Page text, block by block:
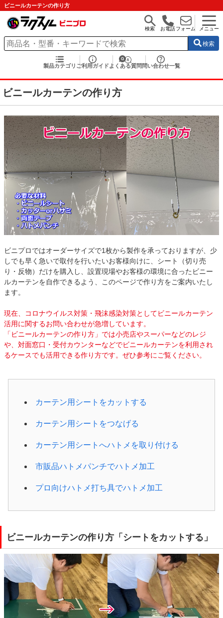
ビニールカーテンの作り方
検索 お電話フォーム メニュー
検索
製品カテゴリ ご利用ガイド よくある質問 問い合わせ一覧
ビニールカーテンの作り方
ビニプロではオーダーサイズで1枚から製作を承っておりますが、少
しでも早く急いで取付を行いたいお客様向けに、シート（切り売
り・反物）だけを購入し、設置現場やお客様の環境に合ったビニー
ルカーテンを自作できるよう、このページで作り方をご案内いたし
ます。
現在、コロナウイルス対策・飛沫感染対策としてビニールカーテン
活用に関するお問い合わせが急増しています。
「ビニールカーテンの作り方」では小売店やスーパーなどのレジ
や、対面窓口・受付カウンターなどでビニールカーテンを利用され
るケースでも活用できる作り方です。ぜひ参考にご覧ください。
カーテン用シートをカットする
カーテン用シートをつなげる
カーテン用シートへハトメを取り付ける
市販品ハトメパンチでハトメ加工
プロ向けハトメ打ち具でハトメ加工
ビニールカーテンの作り方「シートをカットする」